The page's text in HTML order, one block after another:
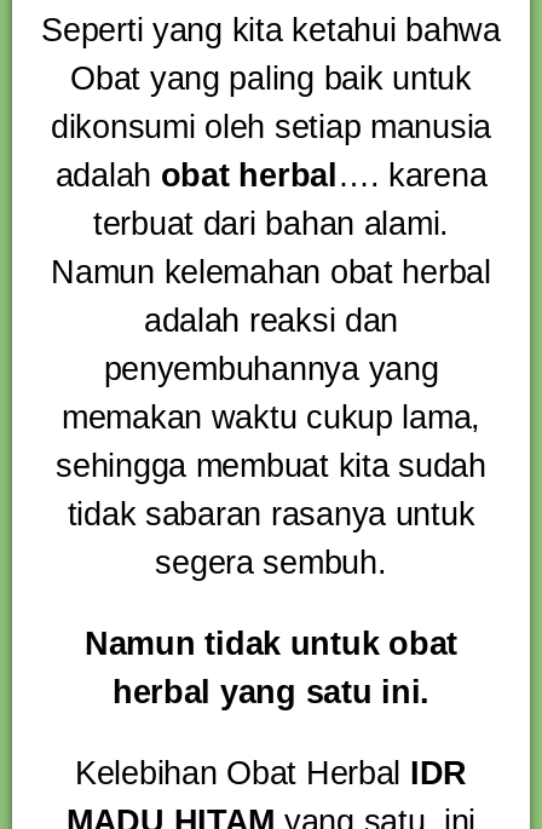
Seperti yang kita ketahui bahwa
Obat yang paling baik untuk
dikonsumi oleh setiap manusia
adalah obat herbal …. karena
terbuat dari bahan alami.
Namun kelemahan obat herbal
adalah reaksi dan
penyembuhannya yang
memakan waktu cukup lama,
sehingga membuat kita sudah
tidak sabaran rasanya untuk
segera sembuh.
Namun tidak untuk obat
herbal yang satu ini.
Kelebihan Obat Herbal IDR
MADU HITAM yang satu ini